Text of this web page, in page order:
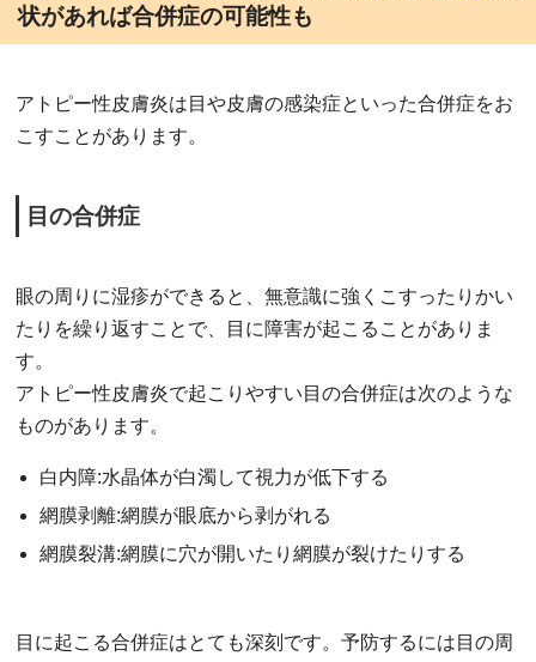
状があれば合併症の可能性も
アトピー性皮膚炎は目や皮膚の感染症といった合併症をお
こすことがあります。
目の合併症
眼の周りに湿疹ができると、無意識に強くこすったりかい
たりを繰り返すことで、目に障害が起こることがありま
す。
アトピー性皮膚炎で起こりやすい目の合併症は次のような
ものがあります。
白内障:水晶体が白濁して視力が低下する
網膜剥離:網膜が眼底から剥がれる
網膜裂溝:網膜に穴が開いたり網膜が裂けたりする
目に起こる合併症はとても深刻です。予防するには目の周